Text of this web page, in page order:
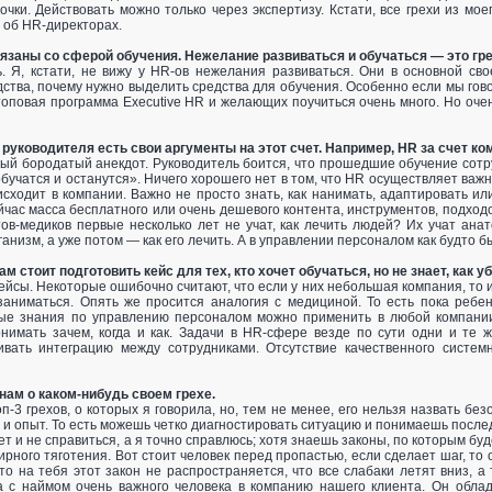
Действовать можно только через экспертизу. Кстати, все грехи из
HR-директорах.
со сферой обучения. Нежелание развиваться и обучаться — это
Я, кстати, не вижу у HR-ов нежелания развиваться. Они в основной
почему нужно выделить средства для обучения. Особенно если мы
программа Executive HR и желающих поучиться очень много. Но
есть свои аргументы на этот счет. Например, HR за счет
бородатый анекдот. Руководитель боится, что прошедшие обучение
и останутся». Ничего хорошего нет в том, что HR осуществляет
в компании. Важно не просто знать, как нанимать, адаптировать
масса бесплатного или очень дешевого контента, инструментов,
медиков первые несколько лет не учат, как лечить людей? Их учат
а уже потом — как его лечить. А в управлении персоналом как будто
стоит подготовить кейс для тех, кто хочет обучаться, но не знает, как
Некоторые ошибочно считают, что если у них небольшая компания,
Опять же просится аналогия с медициной. То есть пока
знания по управлению персоналом можно применить в любой
зачем, когда и как. Задачи в HR-сфере везде по сути одни и те
интеграцию между сотрудниками. Отсутствие качественного
о каком-нибудь своем грехе.
3 грехов, о которых я говорила, но, тем не менее, его нельзя назвать
опыт. То есть можешь четко диагностировать ситуацию и понимаешь
и не справиться, а я точно справлюсь; хотя знаешь законы, по которым
тяготения. Вот стоит человек перед пропастью, если сделает шаг,
на тебя этот закон не распространяется, что все слабаки летят
с наймом очень важного человека в компанию нашего клиента. Он